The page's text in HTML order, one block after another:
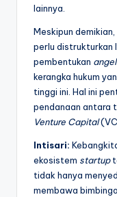
lainnya.
Meskipun
perlu distrukturkan
pembentukan
kerangka hukum
tinggi ini. Hal ini
pendanaan antara
Venture Capital
Intisari:
ekosistem startup
tidak hanya
membawa